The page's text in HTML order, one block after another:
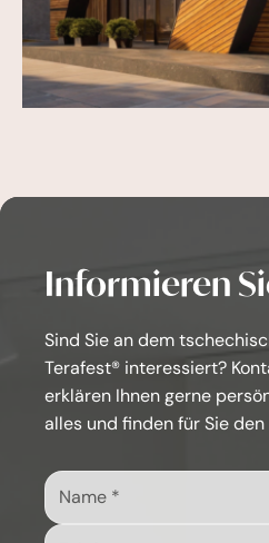
Informieren
Sind Sie an dem
Terafest® interessiert?
erklären Ihnen gerne
alles und finden für Sie